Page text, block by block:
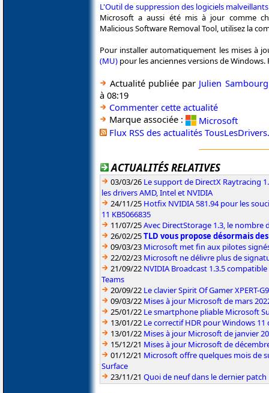
L'Outil de suppression des logiciels malveillants
Microsoft a aussi été mis à jour comme
Malicious Software Removal Tool, utilisez la
Pour installer automatiquement les mises à
(MU) pour les anciennes versions de
Actualité publiée par Julien Sambourg
à 08:19
Commenter cette actualité
Marque associée :
Microsoft
Flux RSS des actualités
ACTUALITÉS RELATIVES
03/03/26 Le support de DirectX Raytracing
les drivers AMD, Intel et NVIDIA
24/11/25 Hotfix NVIDIA 581.94 pour les
11 KB5066835
11/07/25Avec DirectStorage 1.3, le nombre
26/02/25TLD vous propose désormais
09/03/23 Microsoft met fin aux pilotes
22/02/23 Microsoft ne délivre plus de
21/09/22 NVIDIA Broadcast 1.3.5
Teams
20/09/22 Le clavier Spirit Of Gamer XPERT-
09/03/22 Mises à jour Microsoft de mars
25/01/22 Le smartphone pliable Microsoft
13/01/22 Le correctif HDR pour Windows
13/01/22 Mises à jour Microsoft de janvier
15/12/21 Mises à jour Microsoft de
01/12/21 Microsoft offre quelques mois de
Surface
23/11/21 Quoi de neuf dans le dernier